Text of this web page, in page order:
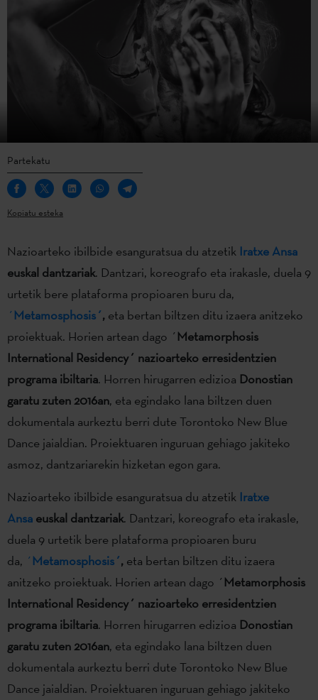
Partekatu
Kopiatu esteka
Nazioarteko ibilbide esanguratsua du atzetik Iratxe Ansa
euskal dantzariak. Dantzari, koreografo eta irakasle, duela 9
urtetik bere plataforma propioaren buru da,
´ Metamosphosis´, eta bertan biltzen ditu izaera anitzeko
proiektuak. Horien artean dago ´ Metamorphosis
International Residency´ nazioarteko erresidentzien
programa ibiltaria. Horren hirugarren edizioa Donostian
garatu zuten 2016an, eta egindako lana biltzen duen
dokumentala aurkeztu berri dute Torontoko New Blue
Dance jaialdian. Proiektuaren inguruan gehiago jakiteko
asmoz, dantzariarekin hizketan egon gara.
Nazioarteko ibilbide esanguratsua du atzetik Iratxe
Ansa euskal dantzariak. Dantzari, koreografo eta irakasle,
duela 9 urtetik bere plataforma propioaren buru
da, ´ Metamosphosis´, eta bertan biltzen ditu izaera
anitzeko proiektuak. Horien artean dago ´ Metamorphosis
International Residency´ nazioarteko erresidentzien
programa ibiltaria. Horren hirugarren edizioa Donostian
garatu zuten 2016an, eta egindako lana biltzen duen
dokumentala aurkeztu berri dute Torontoko New Blue
Dance jaialdian. Proiektuaren inguruan gehiago jakiteko